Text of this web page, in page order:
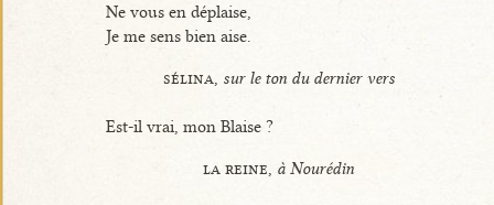
Ne vous en déplaise,
Je me sens bien aise.
sélina, sur le ton du dernier vers
Est-il vrai, mon Blaise ?
la reine, à Nourédin